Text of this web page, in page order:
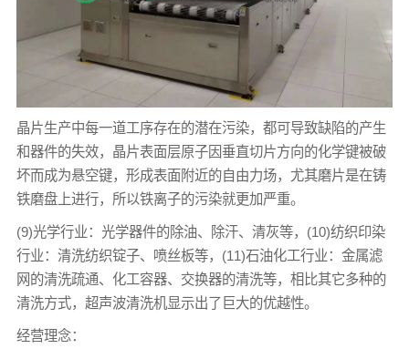
晶片生产中每一道工序存在的潜在污染，都可导致缺陷的产生
和器件的失效，晶片表面层原子因垂直切片方向的化学键被破
坏而成为悬空键，形成表面附近的自由力场，尤其磨片是在铸
铁磨盘上进行，所以铁离子的污染就更加严重。
(9)光学行业：光学器件的除油、除汗、清灰等，(10)纺织印染
行业：清洗纺织锭子、喷丝板等，(11)石油化工行业：金属滤
网的清洗疏通、化工容器、交换器的清洗等，相比其它多种的
清洗方式，超声波清洗机显示出了巨大的优越性。
经营理念：